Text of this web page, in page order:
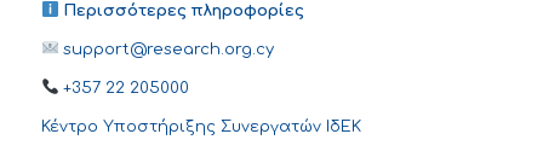
Περισσότερες πληροφορίες
support@research.org.cy
+357 22 205000
Κέντρο Υποστήριξης Συνεργατών ΙδΕΚ